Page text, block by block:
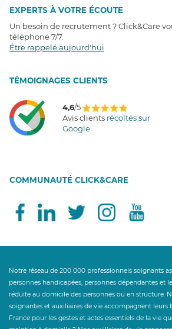
EXPERTS À VOTRE ÉCOUTE
Un besoin de recrutement ? Click&Care
téléphone 7/7
Être rappelé aujourd'hui
TÉMOIGNAGES CLIENTS
4,6/5
Avis clients récoltés sur
Google
COMMUNAUTÉ CLICK&CARE
Notre réseau de 200 000 professionnels soignants
personnes handicapées, personnes dépendantes et
réduite au domicile des personnes ou en structure.
soignantes et auxiliaires de vie accompagnent leurs
France pour les gestes et actes essentiels de la vie